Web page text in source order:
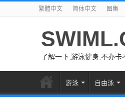
繁體中文 简体中文 图集
了解一下,游泳健身,不办卡
游泳 自由泳